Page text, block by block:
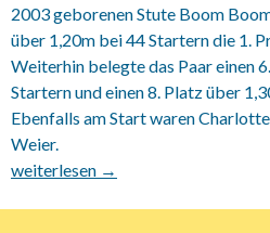
2003 geborenen Stute Boom
über 1,20m bei 44 Startern die 1.
Weiterhin belegte das Paar einen
Startern und einen 8. Platz über
Ebenfalls am Start waren
Weier.
05-08.02.2015 CSI2** und
weiterlesen →